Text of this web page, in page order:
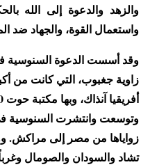
والزهد والدعوة إلى الله
واستعمال القوة، والجهاد ضد
زاوية جغبوب، التي كانت من
وتوسعت وانتشرت السنوسية
زواياها من مصر إلى مراكش.
تشاد والسودان والصومال